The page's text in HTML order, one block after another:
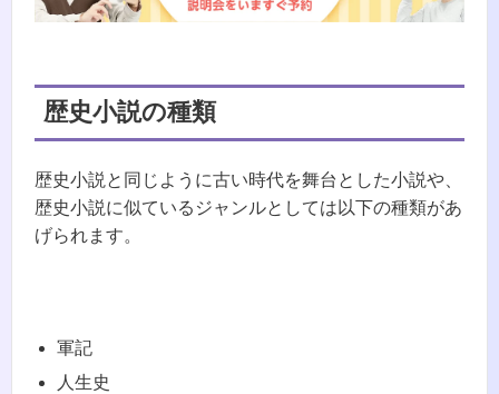
歴史小説の種類
歴史小説と同じように古い時代を舞台とした小説や、
歴史小説に似ているジャンルとしては以下の種類があ
げられます。
軍記
人生史